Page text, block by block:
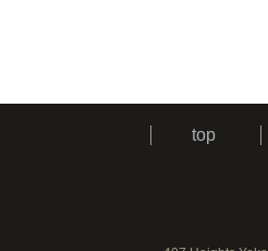
top